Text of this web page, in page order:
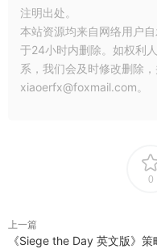
注明出处。
本站资源均来自网络用户
于24小时内删除。如权利
系，我们会及时修改删除
xiaoerfx@foxmail.com。
0
上一篇
《Siege the Day 英文版》策